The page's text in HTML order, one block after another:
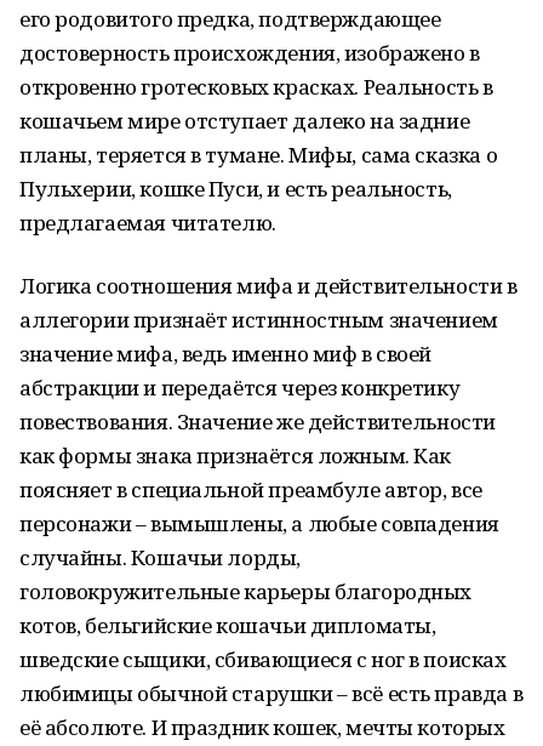
его родовитого предка, подтверждающее
достоверность происхождения, изображено в
откровенно гротесковых красках. Реальность в
кошачьем мире отступает далеко на задние
планы, теряется в тумане. Мифы, сама сказка о
Пульхерии, кошке Пуси, и есть реальность,
предлагаемая читателю.
Логика соотношения мифа и действительности в
аллегории признаёт истинностным значением
значение мифа, ведь именно миф в своей
абстракции и передаётся через конкретику
повествования. Значение же действительности
как формы знака признаётся ложным. Как
поясняет в специальной преамбуле автор, все
персонажи – вымышлены, а любые совпадения
случайны. Кошачьи лорды,
головокружительные карьеры благородных
котов, бельгийские кошачьи дипломаты,
шведские сыщики, сбивающиеся с ног в поисках
любимицы обычной старушки – всё есть правда в
её абсолюте. И праздник кошек, мечты которых